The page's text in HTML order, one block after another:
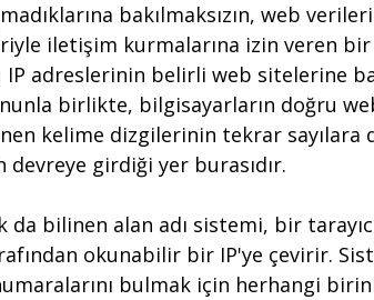
bakılmaksızın, web
iletişim kurmalarına izin veren bir
IP adreslerinin belirli web sitelerine
birlikte, bilgisayarların doğru
kelime dizgilerinin tekrar sayılara
devreye girdiği yer burasıdır.
da bilinen alan adı sistemi, bir
okunabilir bir IP'ye çevirir.
bulmak için herhangi